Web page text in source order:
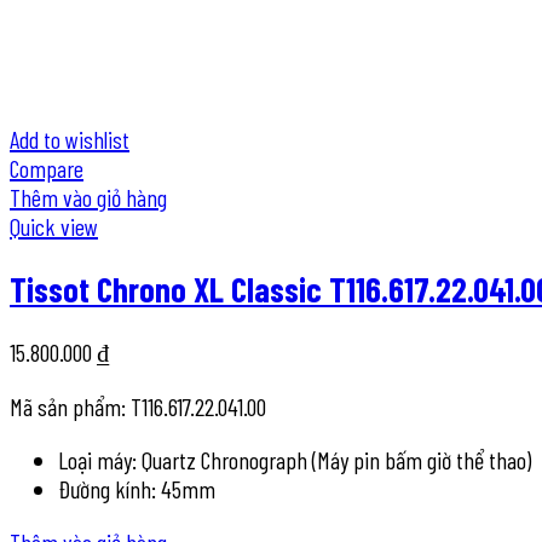
Add to wishlist
Compare
Thêm vào giỏ hàng
Quick view
Tissot Chrono XL Classic
15.800.000₫
Mã sản phẩm: T116.617.22.041.00
Loại máy: Quartz Chronograph (Máy pin bấm giờ thể thao)
Đường kính: 45mm